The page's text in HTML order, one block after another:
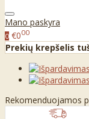
Mano paskyra
0 €000
Prekių krepšelis
Rekomenduojamos